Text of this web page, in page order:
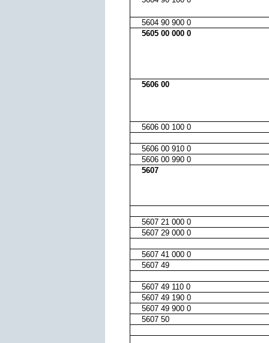
5604 90 900 0
5605 00 000 0
5606 00
5606 00 100 0
5606 00 910 0
5606 00 990 0
5607
5607 21 000 0
5607 29 000 0
5607 41 000 0
5607 49
5607 49 110 0
5607 49 190 0
5607 49 900 0
5607 50